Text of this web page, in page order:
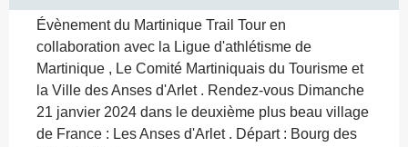
Évènement du Martinique Trail Tour en
collaboration avec la Ligue d'athlétisme de
Martinique , Le Comité Martiniquais du Tourisme et
la Ville des Anses d'Arlet . Rendez-vous Dimanche
21 janvier 2024 dans le deuxième plus beau village
de France : Les Anses d'Arlet . Départ : Bourg des